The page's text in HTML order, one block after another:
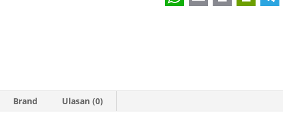
s
A
l t t
F
g
r
Brand Ulasan (0)